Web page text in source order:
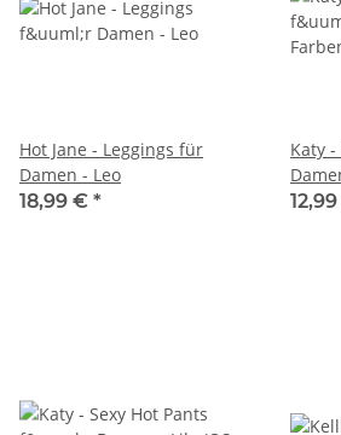
Hot Jane - Leggings für
Damen - Leo
18,99 € *
Katy